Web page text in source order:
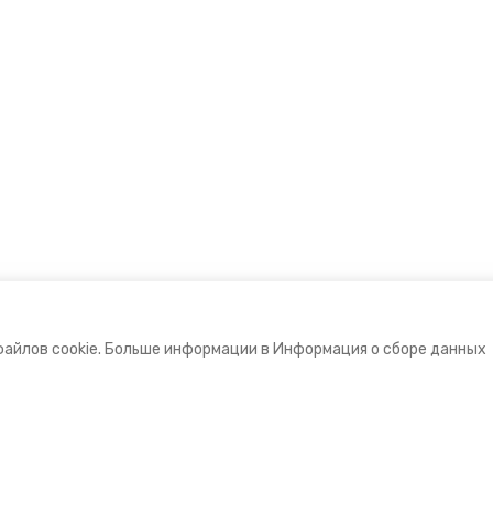
cookie. Больше информации в Информация о сборе данных